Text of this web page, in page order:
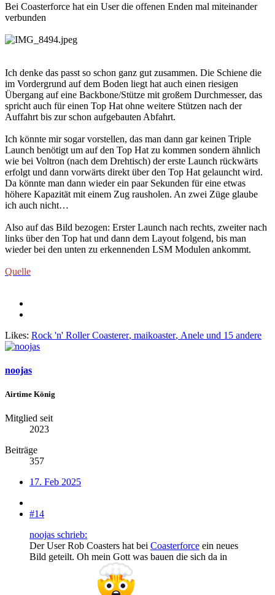
Bei Coasterforce hat ein User die offenen Enden mal miteinander
verbunden
Ich denke das passt so schon ganz gut zusammen. Die Schiene die
im Vordergrund auf dem Boden liegt hat auch einen riesigen
Übergang auf eine Backbone/Stütze mit großem Durchmesser, das
spricht auch für einen Top Hat ohne weitere Stützen nach der
Auffahrt bis zur schon aufgebauten Abfahrt.
Ich könnte mir sogar vorstellen, das man dann gar keinen Triple
Launch benötigt um auf den Top Hat zu kommen sondern ähnlich
wie bei Voltron (nach dem Drehtisch) der erste Launch rückwärts
erfolgt und dann vorwärts direkt über den Top Hat gelauncht wird.
Da könnte man dann wieder ein paar Sekunden für eine etwas
höhere Kapazität mit einem Zug rausholen. An zwei Züge glaube
ich auch nicht…
Also auf das Bild bezogen: Erster Launch nach rechts, zweiter nach
links über den Top hat und dann dem Layout folgend, bis man
wieder bei den unten zu erkennenden LSM Modulen ankommt.
Quelle
Likes: Rock 'n' Roller Coasterer, maikoaster, Anele und 15 andere
noojas
Airtime König
Mitglied seit
2023
Beiträge
357
17. Feb 2025
#14
noojas schrieb:
Der User Rob Coasters hat bei Coasterforce ein neues
Bild geteilt. Oh mein Gott was bauen die sich da in